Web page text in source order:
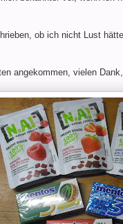
ob ich nicht Lust
angekommen, vielen